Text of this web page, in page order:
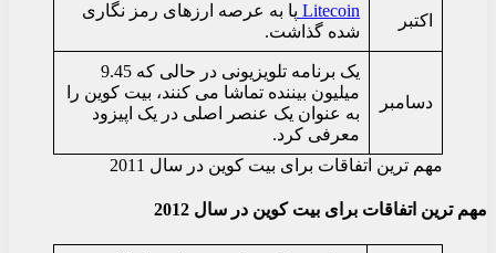
اکتبر
Litecoin پا به عرصه ارزهای رمز نگاری
شده گذاشت.
دسامبر
یک برنامه تلویزیونی در حالی که 9.45
میلیون بیننده تماشا می کنند، بیت کوین را
به عنوان یک عنصر اصلی در یک اپیزود
معرفی کرد.
مهم ترین اتفاقات برای بیت کوین در سال 2011
مهم ترین اتفاقات برای بیت کوین در سال 2012